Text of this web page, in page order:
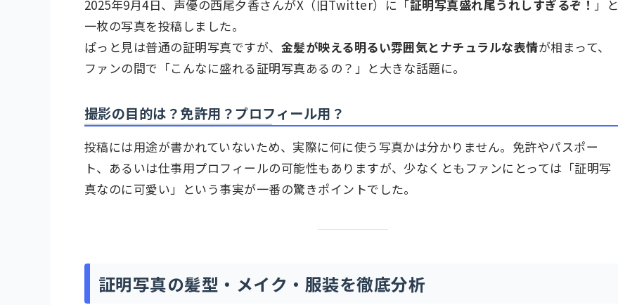
2025年9月4日、声優の西尾夕香さんがX（旧Twitter）に「証明写真盛れ尾うれしすぎるぞ！ 」と
一枚の写真を投稿しました。
ぱっと見は普通の証明写真ですが、 金髪が映える明るい雰囲気とナチュラルな表情が相まって、
ファンの間で「こんなに盛れる証明写真あるの？」と大きな話題に。
撮影の目的は？免許用？プロフィール用？
投稿には用途が書かれていないため、実際に何に使う写真かは分かりません。免許やパスポー
ト、あるいは仕事用プロフィールの可能性もありますが、少なくともファンにとっては「証明写
真なのに可愛い」という事実が一番の驚きポイントでした。
証明写真の髪型・メイク・服装を徹底分析